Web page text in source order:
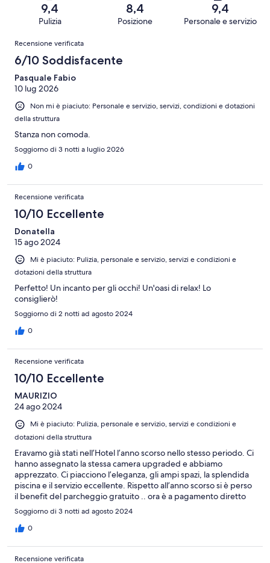
recensioni
recensioni
recensioni
Terribile.
su
recensioni
9,4
Pulizia
8,4
Posizione
9,4
Personale e servizio
Recensioni
Recensione verificata
6/10 Soddisfacente
Pasquale Fabio
10 lug 2026
Non mi è piaciuto: Personale e servizio, servizi, condizioni e dotazioni
della struttura
Stanza non comoda.
Soggiorno di 3 notti a luglio 2026
0
Recensione verificata
10/10 Eccellente
Donatella
15 ago 2024
Mi è piaciuto: Pulizia, personale e servizio, servizi e condizioni e
dotazioni della struttura
Perfetto! Un incanto per gli occhi! Un'oasi di relax! Lo
consiglierò!
Soggiorno di 2 notti ad agosto 2024
0
Recensione verificata
10/10 Eccellente
MAURIZIO
24 ago 2024
Mi è piaciuto: Pulizia, personale e servizio, servizi e condizioni e
dotazioni della struttura
Eravamo già stati nell’Hotel l’anno scorso nello stesso periodo. Ci
hanno assegnato la stessa camera upgraded e abbiamo
apprezzato. Ci piacciono l’eleganza, gli ampi spazi, la splendida
piscina e il servizio eccellente. Rispetto all’anno scorso si è perso
il benefit del parcheggio gratuito .. ora è a pagamento diretto
con sbarra (20 € giorno). Se si muove spesso la macchina si
finisce per pagare molto più del fee giornaliero. Clientela
prevalentemente internazionale data la località a un passo da
comunque ampia scelta di buoni ristoranti nei dintorni. Molto
Soggiorno di 3 notti ad agosto 2024
0
Recensione verificata